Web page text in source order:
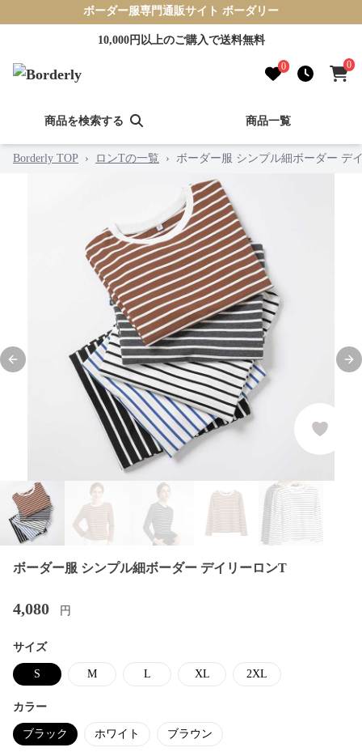
ボーダー服専門通販サイト ボーダリー
10,000円以上のご購入で送料無料
0 0
商品を検索する 商品一覧
Borderly TOP › ロンTの一覧 › ボーダー服 シンプル細ボーダー デ
Previous slide
ボーダー服 シンプル細ボーダー デイリーロンT
4,080 円
サイズ
S M L XL 2XL
カラー
ブラック ホワイト ブラウン